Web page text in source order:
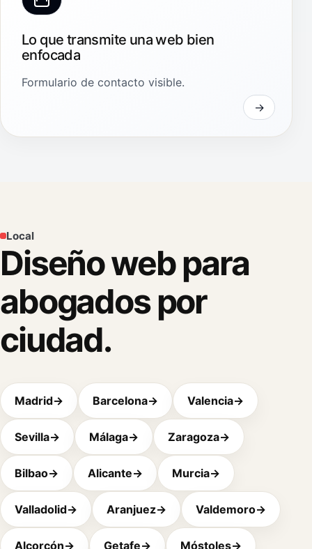
Lo que transmite una web bien
enfocada
Formulario de contacto visible.
Local
Diseño web para
abogados por
ciudad.
Madrid→ Barcelona→ Valencia→
Sevilla→ Málaga→ Zaragoza→
Bilbao→ Alicante→ Murcia→
Valladolid→ Aranjuez→ Valdemoro→
Alcorcón→ Getafe→ Móstoles→